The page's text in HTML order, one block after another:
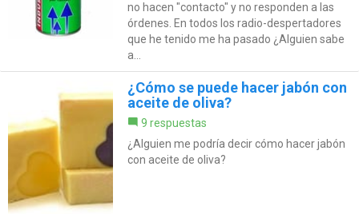
no hacen "contacto" y no responden a las
órdenes. En todos los radio-despertadores
que he tenido me ha pasado ¿Alguien sabe
a...
¿Cómo se puede hacer jabón con
aceite de oliva?
9 respuestas
¿Alguien me podría decir cómo hacer jabón
con aceite de oliva?